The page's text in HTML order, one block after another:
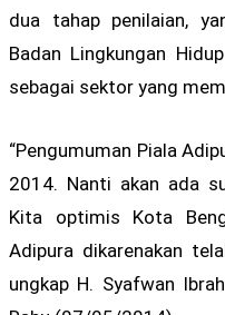
dua tahap penilaian,
Badan Lingkungan
sebagai sektor yang
“Pengumuman Piala
2014. Nanti akan ada
Kita optimis Kota
Adipura dikarenakan
ungkap H. Syafwan